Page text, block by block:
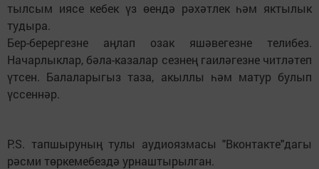
тылсым иясе кебек үз өендә рәхәтлек һәм яктылык
тудыра.
Бер-берергезне аңлап озак яшәвегезне телибез.
Начарлыклар, бәла-казалар сезнең гаиләгезне читләтеп
үтсен. Балаларыгыз таза, акыллы һәм матур булып
үссеннәр.
P.S. тапшыруның тулы аудиоязмасы "Вконтакте"дагы
рәсми төркемебездә урнаштырылган.